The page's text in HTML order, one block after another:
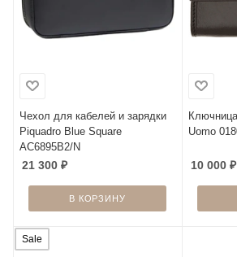
Чехол для кабелей и зарядки
Piquadro Blue Square
AC6895B2/N
21 300 ₽
В КОРЗИНУ
Uomo
10 000₽
Sale